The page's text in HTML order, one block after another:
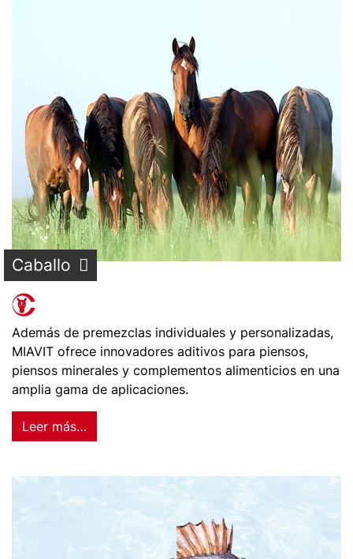
Caballo
Además de premezclas individuales y personalizadas,
MIAVIT ofrece innovadores aditivos para piensos,
piensos minerales y complementos alimenticios en una
amplia gama de aplicaciones.
Leer más…